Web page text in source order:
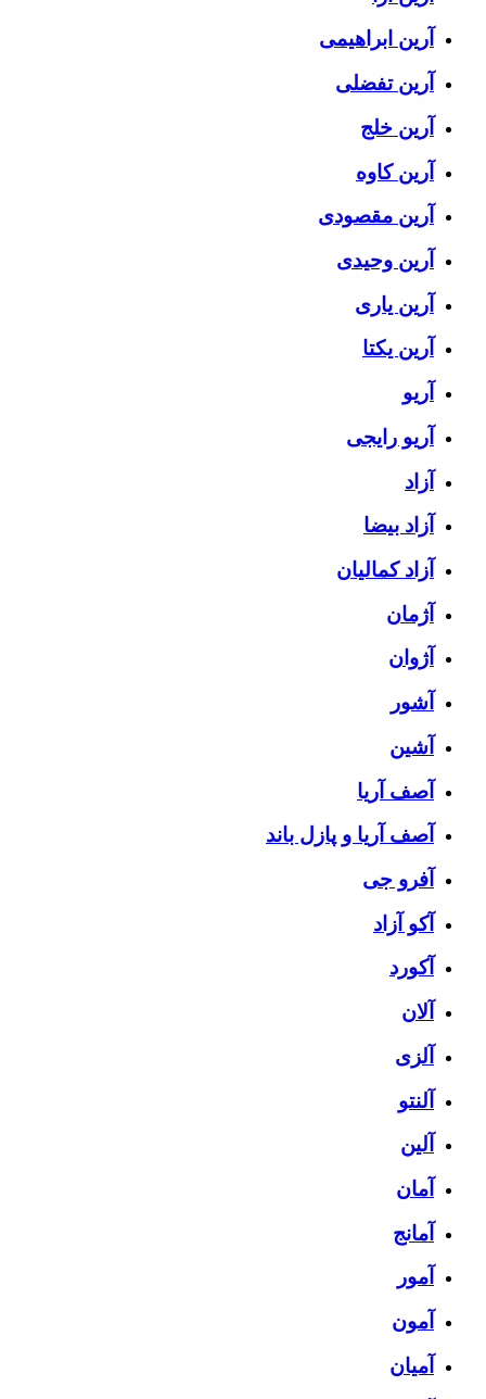
آرین ابراهیمی
آرین تفضلی
آرین خلج
آرین کاوه
آرین مقصودی
آرین وحیدی
آرین یاری
آرین یکتا
آریو
آریو رایجی
آزاد
آزاد بیضا
آزاد کمالیان
آژمان
آژوان
آشور
آشین
آصف آریا
آصف آریا و پازل باند
آفرو جی
آکو آزاد
آکورد
آلان
آلزی
آلنتو
آلین
آمان
آمانج
آمور
آمون
آمیان